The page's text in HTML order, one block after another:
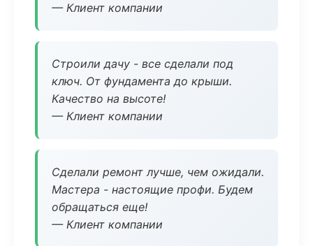
— Клиент компании
Строили дачу - все сделали под
ключ. От фундамента до крыши.
Качество на высоте!
— Клиент компании
Сделали ремонт лучше, чем ожидали.
Мастера - настоящие профи. Будем
обращаться еще!
— Клиент компании